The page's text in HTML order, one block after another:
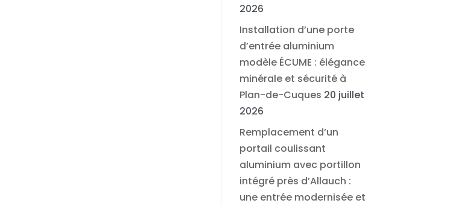
2026
Installation d’une porte
d’entrée aluminium
modèle ÉCUME : élégance
minérale et sécurité à
Plan-de-Cuques 20 juillet
2026
Remplacement d’un
portail coulissant
aluminium avec portillon
intégré près d’Allauch :
une entrée modernisée et